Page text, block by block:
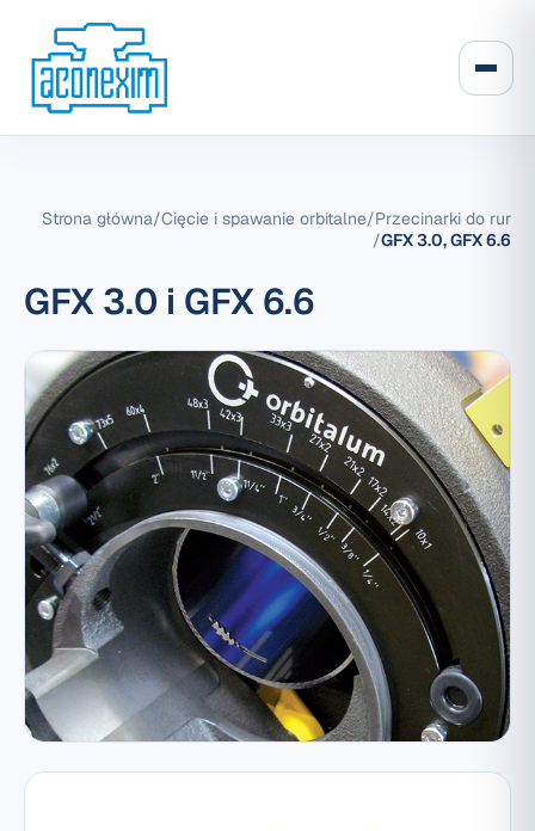
Strona główna/Cięcie i spawanie orbitalne/Przecinarki do rur
/GFX 3.0, GFX 6.6
GFX 3.0 i GFX 6.6